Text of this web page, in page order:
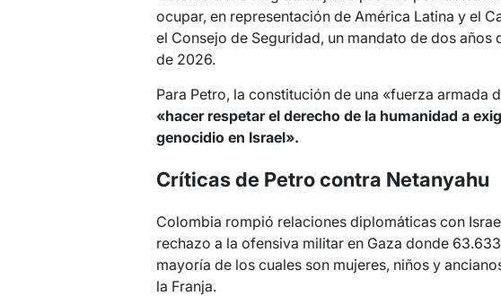
ocupar, en representación de América Latina y el
el Consejo de Seguridad, un mandato de dos años
de 2026.
Para Petro, la constitución de una «fuerza armada
«hacer respetar el derecho de la humanidad a
genocidio en Israel».
Críticas de Petro contra Netanyahu
Colombia rompió relaciones diplomáticas con
rechazo a la ofensiva militar en Gaza donde
mayoría de los cuales son mujeres, niños y
la Franja.